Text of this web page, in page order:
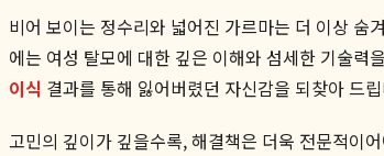
비어 보이는 정수리와 넓어진 가르마는 더 이상 숨
에는 여성 탈모에 대한 깊은 이해와 섬세한 기술력
이식 결과를 통해 잃어버렸던 자신감을 되찾아 드
고민의 깊이가 깊을수록, 해결책은 더욱 전문적이